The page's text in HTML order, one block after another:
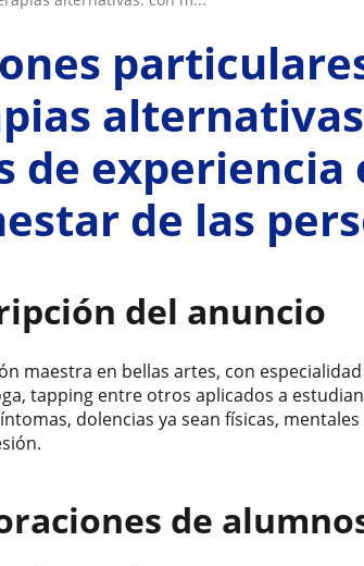
de experiencia
de las
del anuncio
maestra en bellas artes, con
tapping entre otros aplicados a
dolencias ya sean físicas,
de